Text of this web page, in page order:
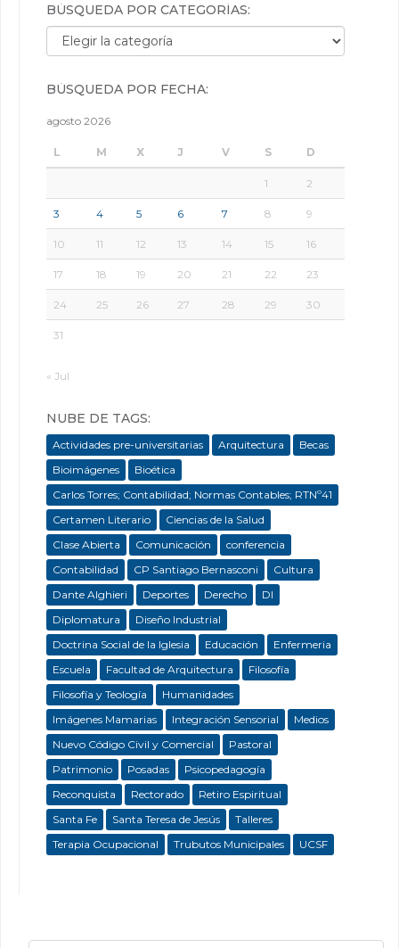
BÚSQUEDA POR CATEGORÍAS:
Búsqueda por categorías:
BÚSQUEDA POR FECHA:
agosto 2026
L M X J V S D
1 2
3 4 5 6 7 8 9
10 11 12 13 14 15 16
17 18 19 20 21 22 23
24 25 26 27 28 29 30
31
« Jul
NUBE DE TAGS:
Actividades pre-universitarias Arquitectura
Becas
Bioimágenes
Bioética
Carlos Torres; Contabilidad; Normas Contables; RTNº41
Certamen Literario
Ciencias de la Salud
Clase Abierta
Comunicación
conferencia
Contabilidad
CP Santiago Bernasconi
Cultura
Dante Alghieri
Deportes Derecho
DI
Diplomatura
Diseño Industrial
Doctrina Social de la Iglesia
Educación
Enfermeria
Escuela
Facultad de Arquitectura
Filosofía
Filosofía y Teología
Humanidades
Imágenes Mamarias
Integración Sensorial
Medios
Nuevo Código Civil y Comercial
Pastoral
Patrimonio
Posadas
Psicopedagogía
Reconquista
Rectorado
Retiro Espiritual
Santa Fe
Santa Teresa de Jesús
Talleres
Terapia Ocupacional
Trubutos Municipales UCSF